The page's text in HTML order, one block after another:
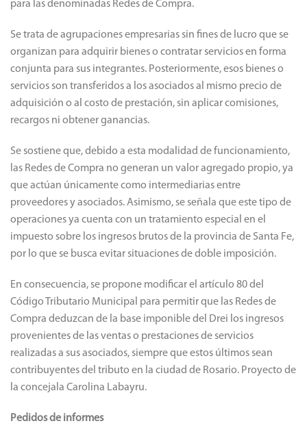
para las denominadas Redes de Compra.
Se trata de agrupaciones empresarias sin fines de lucro que se
organizan para adquirir bienes o contratar servicios en forma
conjunta para sus integrantes. Posteriormente, esos bienes o
servicios son transferidos a los asociados al mismo precio de
adquisición o al costo de prestación, sin aplicar comisiones,
recargos ni obtener ganancias.
Se sostiene que, debido a esta modalidad de funcionamiento,
las Redes de Compra no generan un valor agregado propio, ya
que actúan únicamente como intermediarias entre
proveedores y asociados. Asimismo, se señala que este tipo de
operaciones ya cuenta con un tratamiento especial en el
impuesto sobre los ingresos brutos de la provincia de Santa Fe,
por lo que se busca evitar situaciones de doble imposición.
En consecuencia, se propone modificar el artículo 80 del
Código Tributario Municipal para permitir que las Redes de
Compra deduzcan de la base imponible del Drei los ingresos
provenientes de las ventas o prestaciones de servicios
realizadas a sus asociados, siempre que estos últimos sean
contribuyentes del tributo en la ciudad de Rosario. Proyecto de
la concejala Carolina Labayru.
Pedidos de informes